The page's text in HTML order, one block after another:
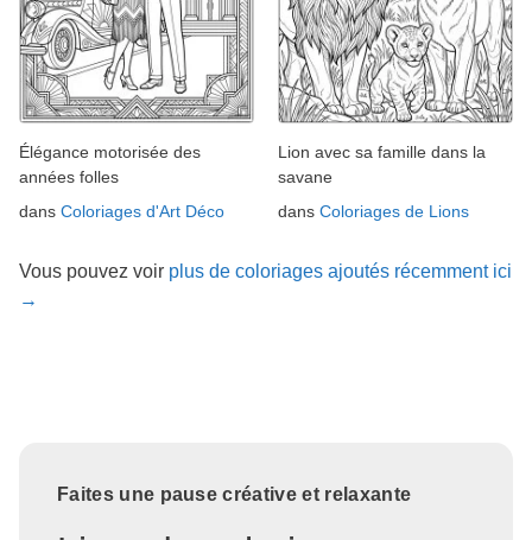
Élégance motorisée des
années folles
dans Coloriages d'Art Déco
Lion avec sa famille dans la
savane
dans Coloriages de Lions
Vous pouvez voir plus de coloriages ajoutés récemment ici
→
Faites une pause créative et relaxante